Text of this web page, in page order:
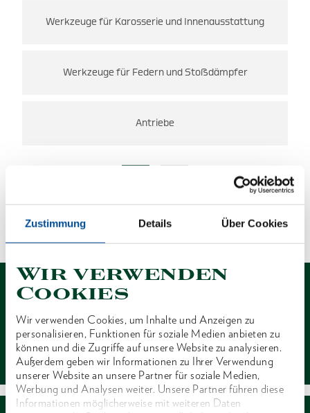
Zustimmung Details Über Cookies
Wir verwenden
Cookies
Wir verwenden Cookies, um Inhalte und Anzeigen zu
personalisieren, Funktionen für soziale Medien anbieten zu
können und die Zugriffe auf unsere Website zu analysieren.
Außerdem geben wir Informationen zu Ihrer Verwendung
unserer Website an unsere Partner für soziale Medien,
Werbung und Analysen weiter. Unsere Partner führen diese
Informationen möglicherweise mit weiteren Daten
Werkzeuge für Karosserie und Innenausstattung
Werkzeuge für Federn und Stoßdämpfer
Antriebe
Kontakt